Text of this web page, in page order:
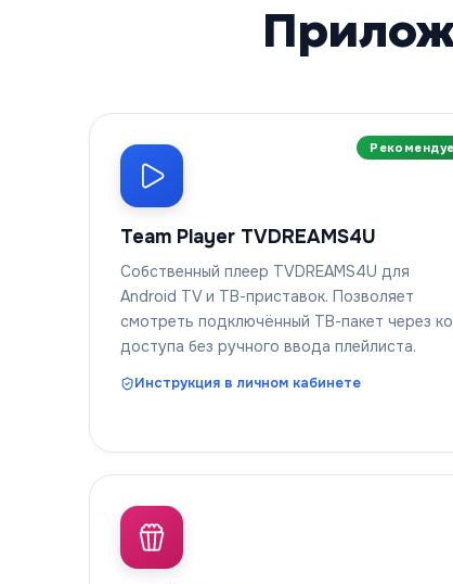
Team Player TVDREAMS4U
Собственный плеер TVDREAMS4U для
Android TV и ТВ-приставок. Позволяет
смотреть подключённый ТВ-пакет через
доступа без ручного ввода плейлиста.
Инструкция в личном кабинете